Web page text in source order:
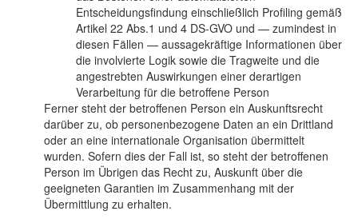
Entscheidungsfindung einschließlich Profiling gemäß
Artikel 22 Abs.1 und 4 DS-GVO und — zumindest in
diesen Fällen — aussagekräftige Informationen über
die involvierte Logik sowie die Tragweite und die
angestrebten Auswirkungen einer derartigen
Verarbeitung für die betroffene Person
Ferner steht der betroffenen Person ein Auskunftsrecht
darüber zu, ob personenbezogene Daten an ein Drittland
oder an eine internationale Organisation übermittelt
wurden. Sofern dies der Fall ist, so steht der betroffenen
Person im Übrigen das Recht zu, Auskunft über die
geeigneten Garantien im Zusammenhang mit der
Übermittlung zu erhalten.